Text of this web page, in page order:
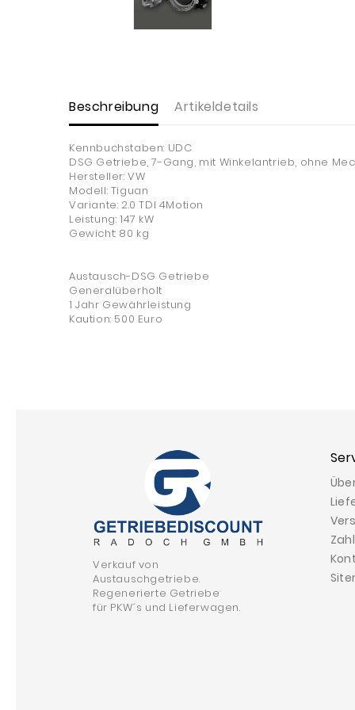
Beschreibung Artikeldetails
Kennbuchstaben: UDC
DSG Getriebe, 7-Gang, mit Winkelantrieb, ohne
Hersteller: VW
Modell: Tiguan
Variante: 2.0 TDI 4Motion
Leistung: 147 kW
Gewicht: 80 kg
Austausch-DSG Getriebe
Generalüberholt
1 Jahr Gewährleistung
Kaution: 500 Euro
Verkauf von
Austauschgetriebe.
Regenerierte Getriebe
für PKW´s und Lieferwagen.